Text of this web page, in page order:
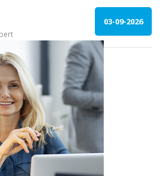
03-09-2026